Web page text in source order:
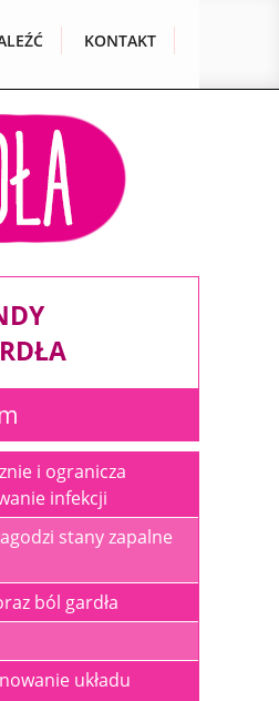
KONTAKT
i ogranicza
infekcji
stany zapalne
ból gardła
układu